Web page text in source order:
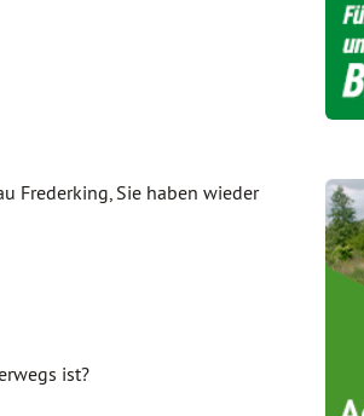
Frederking, Sie haben wieder
ist?